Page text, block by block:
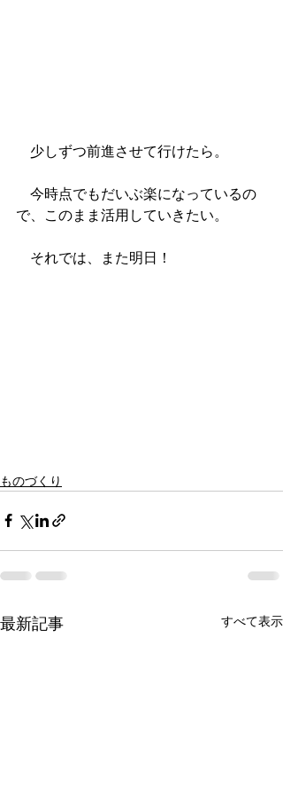
少しずつ前進させて行けたら。
今時点でもだいぶ楽になっているの
で、このまま活用していきたい。
それでは、また明日！
ものづくり
最新記事 すべて表示